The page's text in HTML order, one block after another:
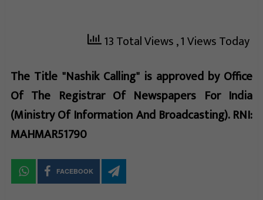
13 Total Views, 1 Views Today
The Title "Nashik Calling" is approved by Office
Of The Registrar Of Newspapers For India
(Ministry Of Information And Broadcasting). RNI:
MAHMAR51790
FACEBOOK